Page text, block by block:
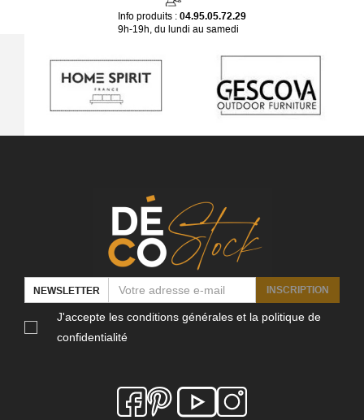
Info produits : 04.95.05.72.29
9h-19h, du lundi au samedi
NEWSLETTER INSCRIPTION
J'accepte les conditions générales et la politique de
confidentialité